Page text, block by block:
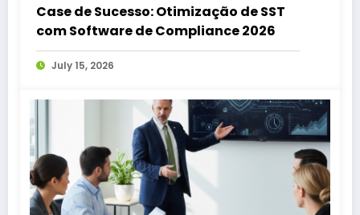
Case de Sucesso: Otimização de SST
com Software de Compliance 2026
July 15, 2026